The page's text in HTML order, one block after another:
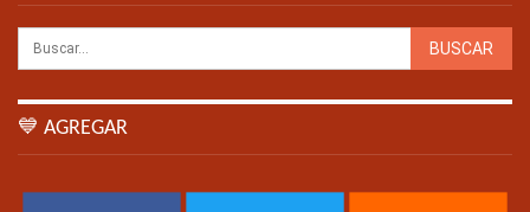
💙 AGREGAR